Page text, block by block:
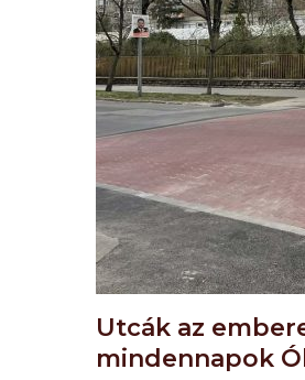
Utcák az
mindennapok